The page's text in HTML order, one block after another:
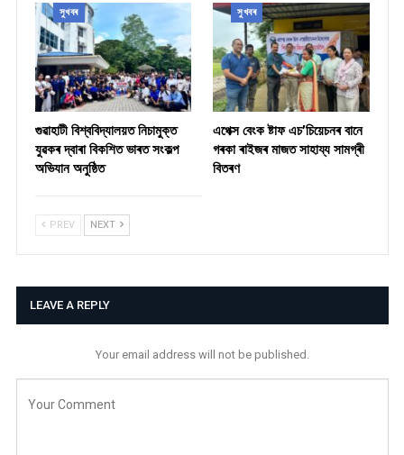
সুখবৰ
গুৱাহাটী বিশ্ববিদ্যালয়ত নিচামুক্ত
যুৱকৰ দ্বাৰা বিকশিত ভাৰত সংকল্প
অভিযান অনুষ্ঠিত
সুখবৰ
​এপেক্স বেংক ষ্টাফ এচ’চিয়েচনৰ বানে
গৰকা ৰাইজৰ মাজত সাহায্য সামগ্ৰী
বিতৰণ ​
PREV NEXT
LEAVE A REPLY
Your email address will not be published.